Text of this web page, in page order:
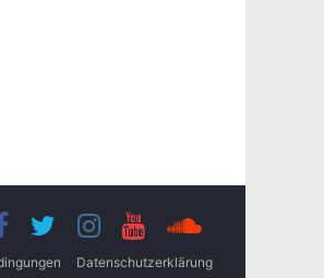
Datenschutzerklärung